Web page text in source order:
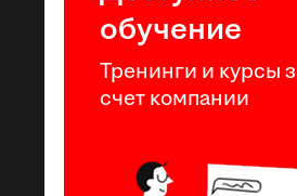
обучение
Тренинги и курсы
счет компании